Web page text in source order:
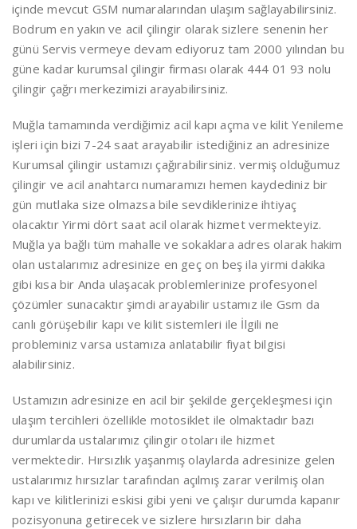
içinde mevcut GSM numaralarından ulaşım sağlayabilirsiniz.
Bodrum en yakın ve acil çilingir olarak sizlere senenin her
günü Servis vermeye devam ediyoruz tam 2000 yılından bu
güne kadar kurumsal çilingir firması olarak 444 01 93 nolu
çilingir çağrı merkezimizi arayabilirsiniz.
Muğla tamamında verdiğimiz acil kapı açma ve kilit Yenileme
işleri için bizi 7-24 saat arayabilir istediğiniz an adresinize
Kurumsal çilingir ustamızı çağırabilirsiniz. vermiş olduğumuz
çilingir ve acil anahtarcı numaramızı hemen kaydediniz bir
gün mutlaka size olmazsa bile sevdiklerinize ihtiyaç
olacaktır Yirmi dört saat acil olarak hizmet vermekteyiz.
Muğla ya bağlı tüm mahalle ve sokaklara adres olarak hakim
olan ustalarımız adresinize en geç on beş ila yirmi dakika
gibi kısa bir Anda ulaşacak problemlerinize profesyonel
çözümler sunacaktır şimdi arayabilir ustamız ile Gsm da
canlı görüşebilir kapı ve kilit sistemleri ile İlgili ne
probleminiz varsa ustamıza anlatabilir fiyat bilgisi
alabilirsiniz.
Ustamızın adresinize en acil bir şekilde gerçekleşmesi için
ulaşım tercihleri özellikle motosiklet ile olmaktadır bazı
durumlarda ustalarımız çilingir otoları ile hizmet
vermektedir. Hırsızlık yaşanmış olaylarda adresinize gelen
ustalarımız hırsızlar tarafından açılmış zarar verilmiş olan
kapı ve kilitlerinizi eskisi gibi yeni ve çalışır durumda kapanır
pozisyonuna getirecek ve sizlere hırsızların bir daha